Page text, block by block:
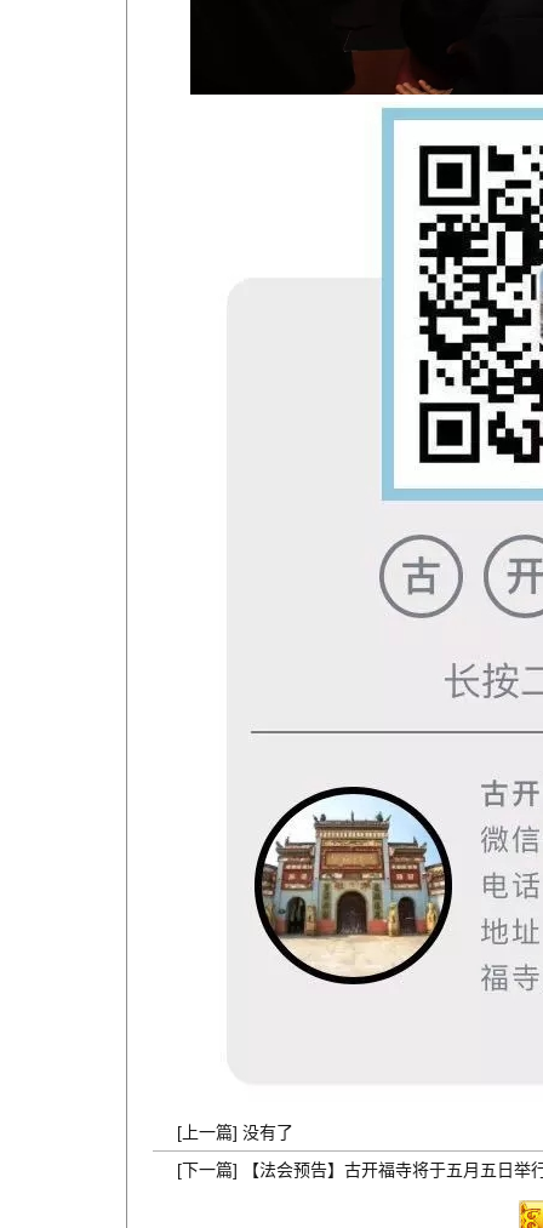
[上一篇] 没有了
[下一篇]
【法会预告】古开福寺将于五月五日举